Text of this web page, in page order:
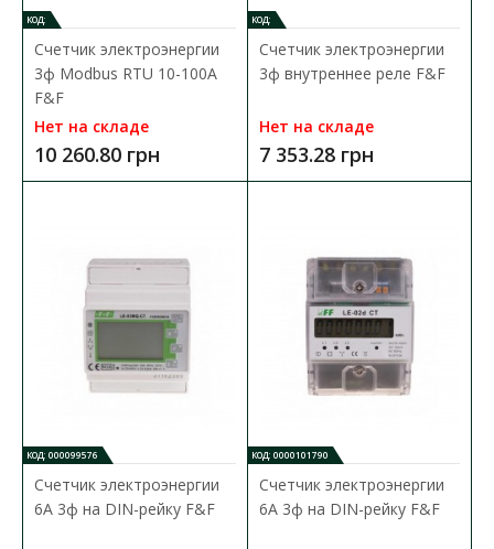
В КОРЗИНУ
В сравнения
КОД:
Счетчик электроэнергии
3ф Modbus RTU 10-100A
F&F
Нет на складе
10 260.80 грн
КОД:
Счетчик электроэнергии
3ф внутреннее реле F&F
Нет на складе
7 353.28 грн
КОД: 000099576
Счетчик электроэнергии
6А 3ф на DIN-рейку F&F
КОД: 0000101790
Счетчик электроэнергии
6А 3ф на DIN-рейку F&F